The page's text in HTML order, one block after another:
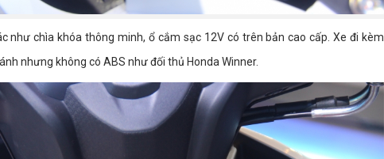
như chìa khóa thông minh, ổ cắm sạc 12V có trên bản cao cấp. Xe đi kèm
nhưng không có ABS như đối thủ Honda Winner.